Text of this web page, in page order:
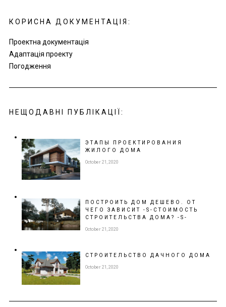
КОРИСНА ДОКУМЕНТАЦІЯ:
Проектна документація
Адаптація проекту
Погодження
НЕЩОДАВНІ ПУБЛІКАЦІЇ:
ЭТАПЫ ПРОЕКТИРОВАНИЯ
ЖИЛОГО ДОМА
October 21, 2020
ПОСТРОИТЬ ДОМ ДЕШЕВО. ОТ
ЧЕГО ЗАВИСИТ -S-СТОИМОСТЬ
СТРОИТЕЛЬСТВА ДОМА? -S-
October 21, 2020
СТРОИТЕЛЬСТВОДАЧНОГО ДОМА
October 21, 2020